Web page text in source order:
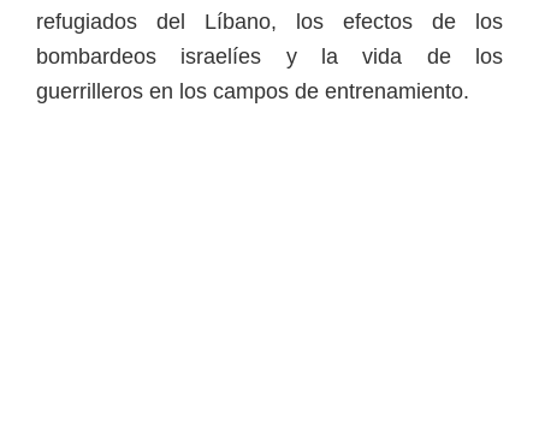
refugiados del Líbano, los efectos de los
bombardeos israelíes y la vida de los
guerrilleros en los campos de entrenamiento.